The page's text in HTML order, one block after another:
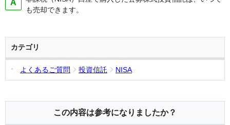
も売却できます。
カテゴリ
よくあるご質問 投資信託 NISA
この内容は参考になりましたか？